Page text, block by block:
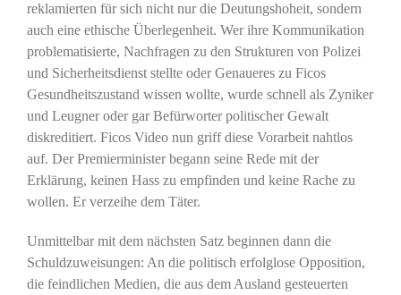
reklamierten für sich nicht nur die Deutungshoheit, sondern
auch eine ethische Überlegenheit. Wer ihre Kommunikation
problematisierte, Nachfragen zu den Strukturen von Polizei
und Sicherheitsdienst stellte oder Genaueres zu Ficos
Gesundheitszustand wissen wollte, wurde schnell als Zyniker
und Leugner oder gar Befürworter politischer Gewalt
diskreditiert. Ficos Video nun griff diese Vorarbeit nahtlos
auf. Der Premierminister begann seine Rede mit der
Erklärung, keinen Hass zu empfinden und keine Rache zu
wollen. Er verzeihe dem Täter.
Unmittelbar mit dem nächsten Satz beginnen dann die
Schuldzuweisungen: An die politisch erfolglose Opposition,
die feindlichen Medien, die aus dem Ausland gesteuerten